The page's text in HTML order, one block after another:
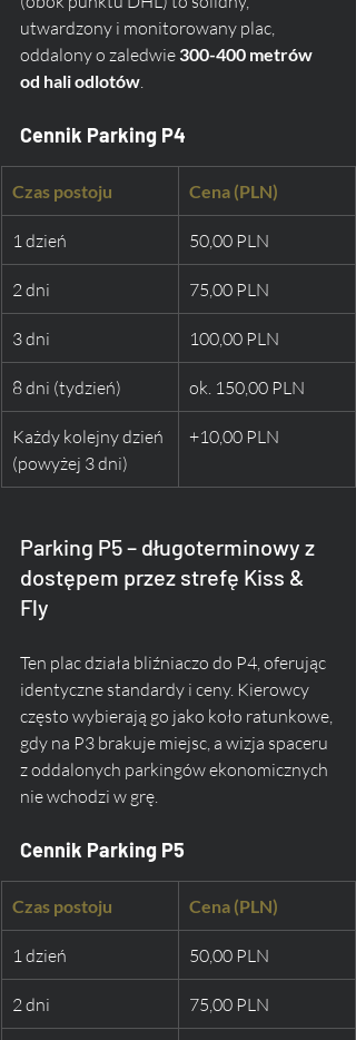
utwardzony i monitorowany plac,
oddalony o zaledwie 300-400 metrów
od hali odlotów
Cennik Parking P4
Czas postoju Cena (PLN)
1 dzień 50,00 PLN
2 dni 75,00 PLN
3 dni 100,00 PLN
8 dni (tydzień) ok. 150,00 PLN
Każdy kolejny dzień
(powyżej 3 dni)
+10,00 PLN
Parking P5 – długoterminowy z
dostępem przez strefę Kiss &
Fly
Ten plac działa bliźniaczo do P4, oferując
identyczne standardy i ceny. Kierowcy
często wybierają go jako koło ratunkowe,
gdy na P3 brakuje miejsc, a wizja spaceru
z oddalonych parkingów ekonomicznych
nie wchodzi w grę.
Cennik Parking P5
Czas postoju Cena (PLN)
1 dzień 50,00 PLN
2 dni 75,00 PLN